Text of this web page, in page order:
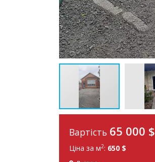
Вартість 65 000 $
Ціна за м2: 650 $